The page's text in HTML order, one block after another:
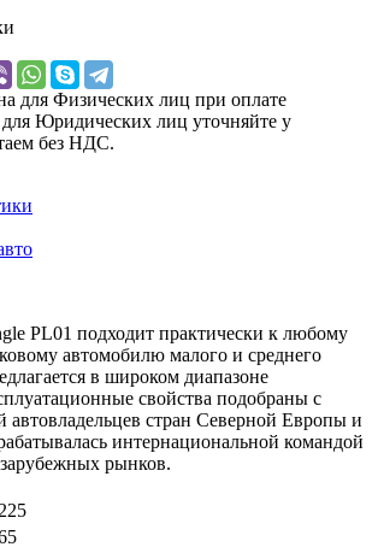
для Физических лиц при оплате
Юридических лиц уточняйте у
без НДС.
PL01 подходит практически к любому
автомобилю малого и среднего
в широком диапазоне
свойства подобраны с
автовладельцев стран Северной Европы и
интернациональной командой
рынков.
225